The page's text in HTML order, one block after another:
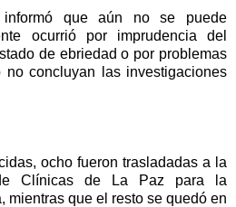
que aún no se puede
ocurrió por imprudencia del
de ebriedad o por problemas
no concluyan las investigaciones
ocho fueron trasladadas a la
Clínicas de La Paz para la
mientras que el resto se quedó en